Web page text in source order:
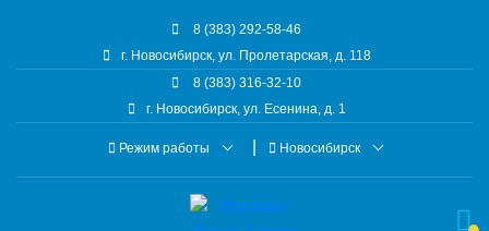
8 (383) 292-58-46
г. Новосибирск, ул. Пролетарская, д. 118
8 (383) 316-32-10
г. Новосибирск, ул. Есенина, д. 1
Режим работы Новосибирск